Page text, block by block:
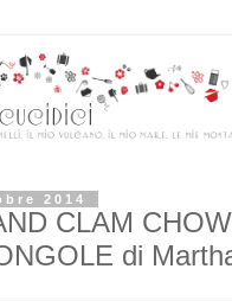
2014
CLAM
di